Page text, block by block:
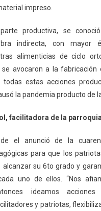
impreso.
productiva, se
indirecta, con mayor
alimenticias de ciclo
avocaron a la fabricación
todas estas acciones
la pandemia producto de
facilitadora de la
el anunció de la
para que los
alcanzar su 6to grado y
uno de ellos. “Nos
ideamos acciones
y patriotas,